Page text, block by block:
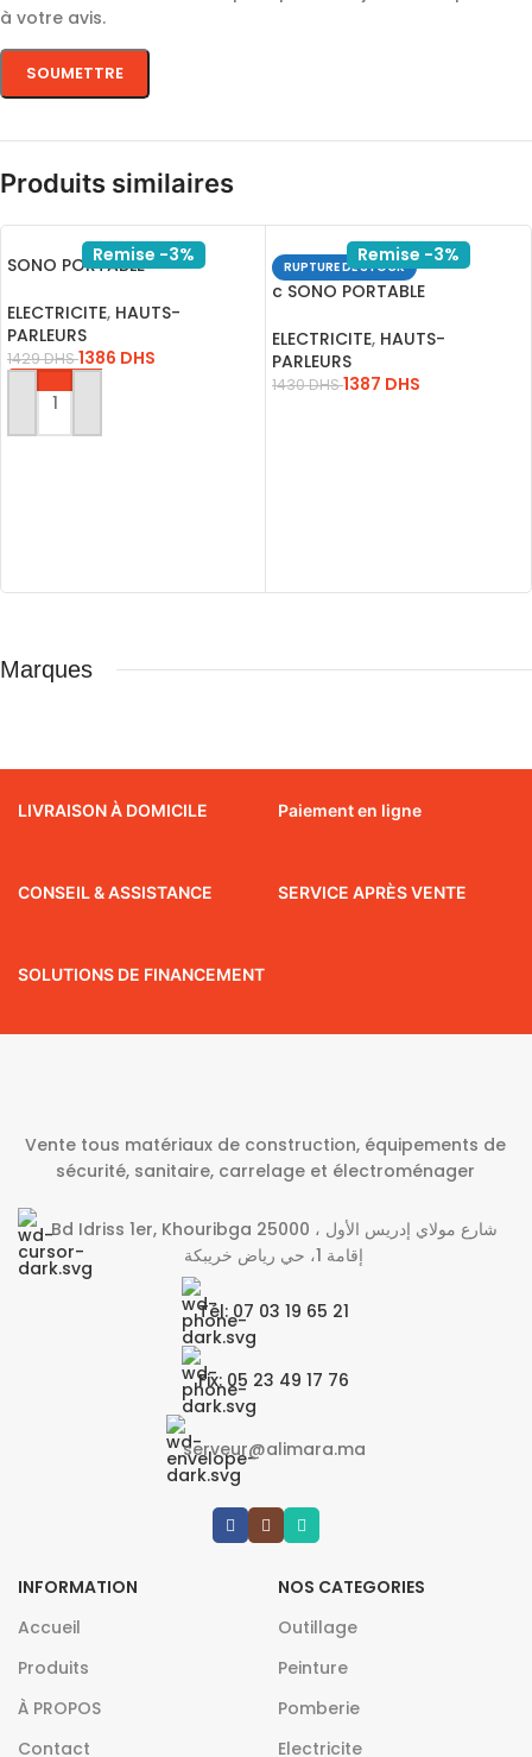
à votre avis.
Produits similaires
Remise -3%
SONO PORTABLE
USB-BLUET-FM-SD
ELECTRICITE, HAUTS-
PARLEURS
1429DHS1386 DHS
AJOUTER AU PANIER
Remise -3%
RUPTURE DE STOCK
c SONO PORTABLE
SD-FM
ELECTRICITE, HAUTS-
PARLEURS
1430DHS1387 DHS
Marques
LIVRAISON À DOMICILE Paiement en ligne
CONSEIL & ASSISTANCE SERVICE APRÈS VENTE
SOLUTIONS DE FINANCEMENT
Vente tous matériaux de construction, équipements de
sécurité, sanitaire, carrelage et électroménager
Bd Idriss 1er, Khouribga 25000 شارع مولاي إدريس الأول ،
إقامة 1، حي رياض خريبكة
Tél: 07 03 19 65 21
Fix: 05 23 49 17 76
serveur@alimara.ma
INFORMATION
Accueil
Produits
À PROPOS
Contact
NOS CATEGORIES
Outillage
Peinture
Pomberie
Electricite